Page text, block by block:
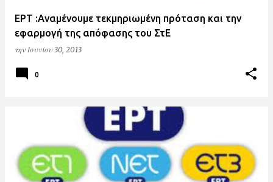
ΕΡΤ :Αναμένουμε τεκμηριωμένη πρόταση και την
εφαρμογή της απόφασης του ΣτΕ
την Ιουνίου 30, 2013
0